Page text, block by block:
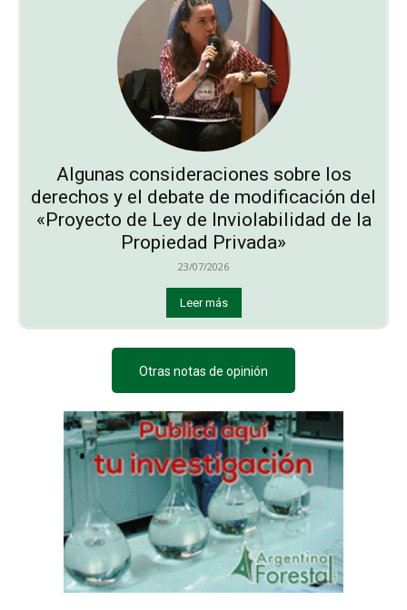
Algunas consideraciones sobre los
derechos y el debate de modificación del
«Proyecto de Ley de Inviolabilidad de la
Propiedad Privada»
23/07/2026
Leer más
Otras notas de opinión